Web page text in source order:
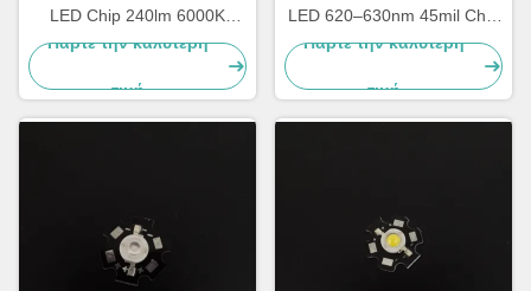
LED Chip 240lm 6000K
̇6500K Λευκός εκδότης LED
φωτισμό πλημμύρας και
βιομηχανικό φωτισμό OEM
Πάρτε την καλύτερη
τιμή
LED 620–630nm 45mil Chip
400mA Εκπομπός LED
Πάρτε την καλύτερη
τιμή